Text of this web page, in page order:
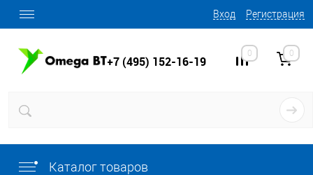
Вход Регистрация
+7 (495) 152-16-19
0 0
Каталог товаров